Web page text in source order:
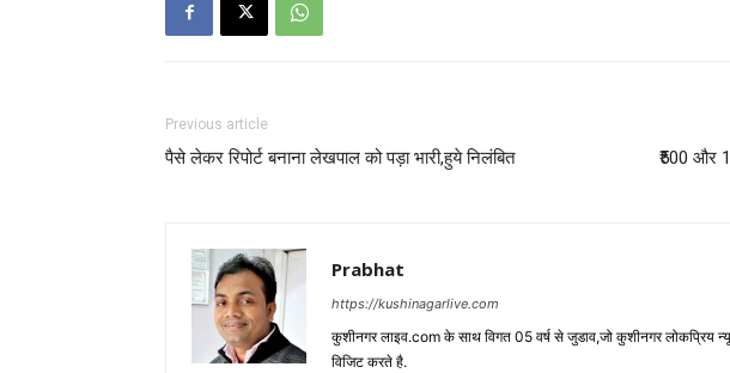
Previous article
पैसे लेकर रिपोर्ट बनाना लेखपाल को पड़ा भारी,हुये निलंबित ₹500 और
Prabhat
https://kushinagarlive.com
कुशीनगर लाइव.com के साथ विगत 05 वर्ष से जुडाव,जो कुशीनगर लोकप्रिय
विजिट करते है.